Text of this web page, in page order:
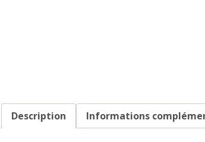
Description Informations